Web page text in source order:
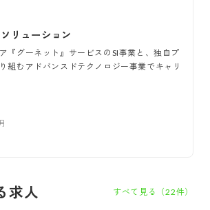
リューション
『グーネット』サービスのSI事業と、独自プ
組むアドバンスドテクノロジー事業でキャリ
求人 すべて見る（22件）